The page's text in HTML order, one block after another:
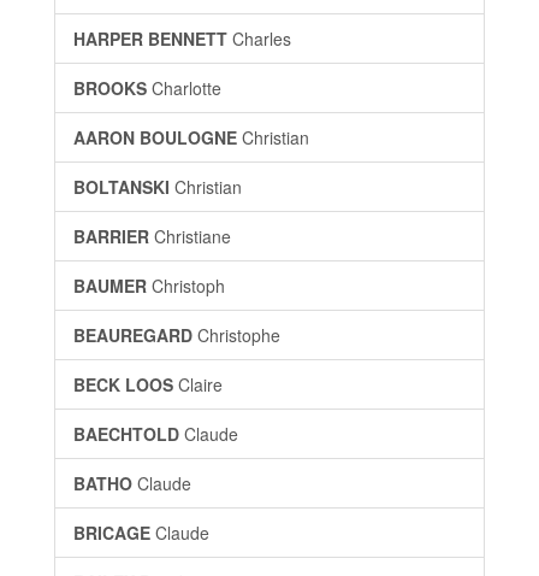
HARPER BENNETT Charles
BROOKS Charlotte
AARON BOULOGNE Christian
BOLTANSKI Christian
BARRIER Christiane
BAUMER Christoph
BEAUREGARD Christophe
BECK LOOS Claire
BAECHTOLD Claude
BATHO Claude
BRICAGE Claude